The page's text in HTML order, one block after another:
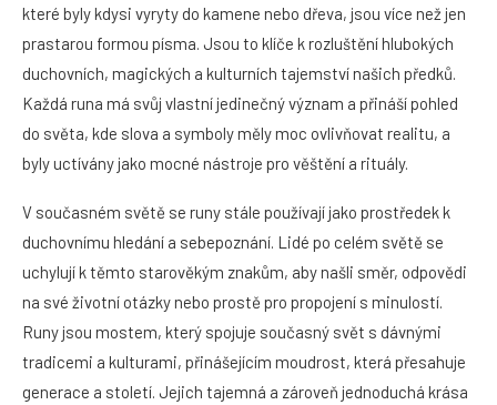
které byly kdysi vyryty do kamene nebo dřeva, jsou více než jen
prastarou formou písma. Jsou to klíče k rozluštění hlubokých
duchovních, magických a kulturních tajemství našich předků.
Každá runa má svůj vlastní jedinečný význam a přináší pohled
do světa, kde slova a symboly měly moc ovlivňovat realitu, a
byly uctívány jako mocné nástroje pro věštění a rituály.
V současném světě se runy stále používají jako prostředek k
duchovnímu hledání a sebepoznání. Lidé po celém světě se
uchylují k těmto starověkým znakům, aby našli směr, odpovědi
na své životní otázky nebo prostě pro propojení s minulostí.
Runy jsou mostem, který spojuje současný svět s dávnými
tradicemi a kulturami, přinášejícím moudrost, která přesahuje
generace a století. Jejich tajemná a zároveň jednoduchá krása